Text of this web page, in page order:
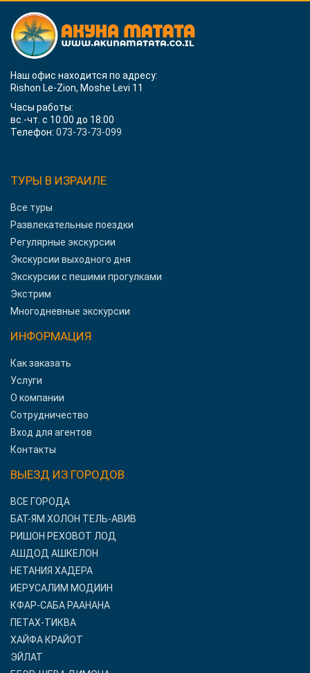
Наш офис находится по адресу:
Rishon Le-Zion, Moshe Levi 11
Часы работы:
вс.-чт. с 10:00 до 18:00
Телефон: 073-73-73-099
ТУРЫ В ИЗРАИЛЕ
Все туры
Развлекательные поездки
Регулярные экскурсии
Экскурсии выходного дня
Экскурсии с пешими прогулками
Экстрим
Многодневные экскурсии
ИНФОРМАЦИЯ
Как заказать
Услуги
О компании
Сотрудничество
Вход для агентов
Контакты
ВЫЕЗД ИЗ ГОРОДОВ
ВСЕ ГОРОДА
БАТ-ЯМ ХОЛОН ТЕЛЬ-АВИВ
РИШОН РЕХОВОТ ЛОД
АШДОД АШКЕЛОН
НЕТАНИЯ ХАДЕРА
ИЕРУСАЛИМ МОДИИН
КФАР-САБА РААНАНА
ПЕТАХ-ТИКВА
ХАЙФА КРАЙОТ
ЭЙЛАТ